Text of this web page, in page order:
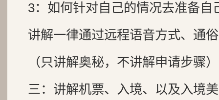
3：如何针对自己的情况去准备自
讲解一律通过远程语音方式、通
（只讲解奥秘，不讲解申请步骤
三：讲解机票、入境、以及入境